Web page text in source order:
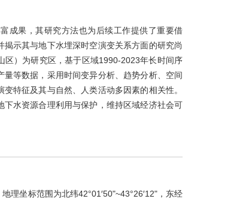
成果，其研究方法也为后续工作提供了重要借
示其与地下水埋深时空演变关系方面的研究尚
区）为研究区，基于区域1990-2023年长时间序
等数据，采用时间变异分析、趋势分析、空间
特征及其与自然、人类活动多因素的相关性。
水资源合理利用与保护，维持区域经济社会可
理坐标范围为北纬42°01′50"~43°26′12"，东经